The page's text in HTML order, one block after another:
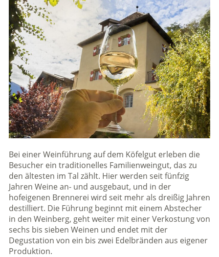
Bei einer Weinführung auf dem Köfelgut erleben die
Besucher ein traditionelles Familienweingut, das zu
den ältesten im Tal zählt. Hier werden seit fünfzig
Jahren Weine an- und ausgebaut, und in der
hofeigenen Brennerei wird seit mehr als dreißig Jahren
destilliert. Die Führung beginnt mit einem Abstecher
in den Weinberg, geht weiter mit einer Verkostung von
sechs bis sieben Weinen und endet mit der
Degustation von ein bis zwei Edelbränden aus eigener
Produktion.